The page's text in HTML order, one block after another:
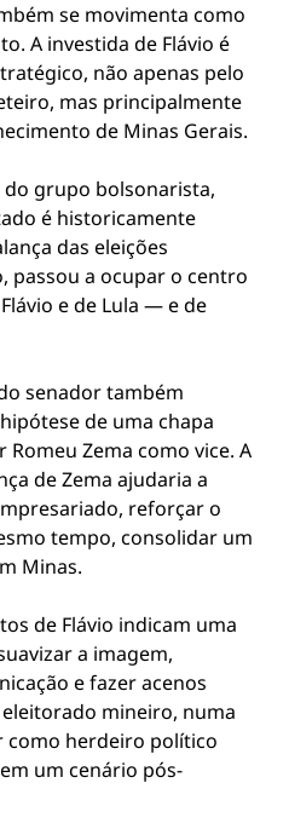
se movimenta como
A investida de Flávio é
não apenas pelo
mas principalmente
de Minas Gerais.
grupo bolsonarista,
é historicamente
das eleições
passou a ocupar o centro
e de Lula — e de
senador também
de uma chapa
Zema como vice. A
de Zema ajudaria a
reforçar o
tempo, consolidar um
Minas.
de Flávio indicam uma
a imagem,
e fazer acenos
mineiro, numa
como herdeiro político
um cenário pós-